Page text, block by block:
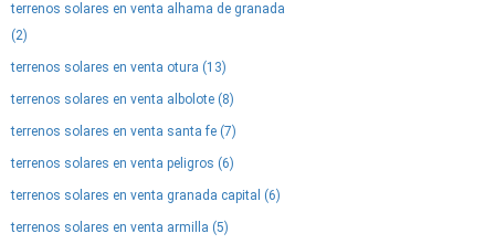
terrenos solares en venta alhama de granada
(2)
terrenos solares en venta otura (13)
terrenos solares en venta albolote (8)
terrenos solares en venta santa fe (7)
terrenos solares en venta peligros (6)
terrenos solares en venta granada capital (6)
terrenos solares en venta armilla (5)